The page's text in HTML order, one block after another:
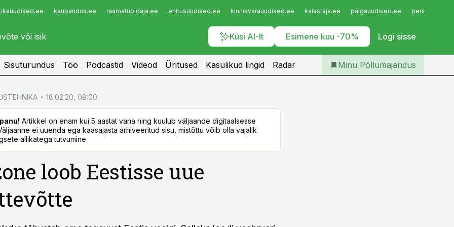
kaubandus.ee raamatupidaja.ee ehitusuudised.ee kinnisvarauudised.ee kalastaja.ee palgauudised.ee
Küsi AI-lt Esimene kuu -70% Logi sisse
Infopank
Iseteenindus
Telli Põllumajandus
Sisuturundus Töö Podcastid Videod Üritused Kasulikud lingid Radar Minu Põllumajandus
18.02.20, 08:00
Artikkel on enam kui 5 aastat vana ning kuulub väljaande digitaalsesse
ei uuenda ega kaasajasta arhiveeritud sisu, mistõttu võib olla vajalik
allikatega tutvumine
loob Eestisse uue